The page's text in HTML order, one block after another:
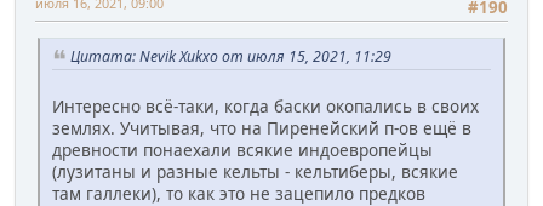
#190
Цитата: Nevik Xukxo от июля 15, 2021, 11:29
Интересно всё-таки, когда баски окопались в своих
землях. Учитывая, что на Пиренейский п-ов ещё в
древности понаехали всякие индоевропейцы
(лузитаны и разные кельты - кельтиберы, всякие
там галлеки), то как это не зацепило предков